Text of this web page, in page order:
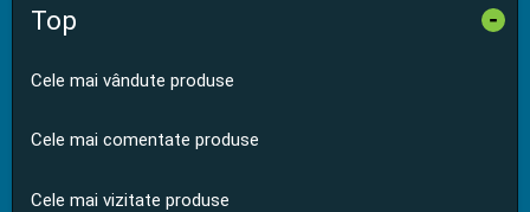
Top -
Cele mai vândute produse
Cele mai comentate produse
Cele mai vizitate produse